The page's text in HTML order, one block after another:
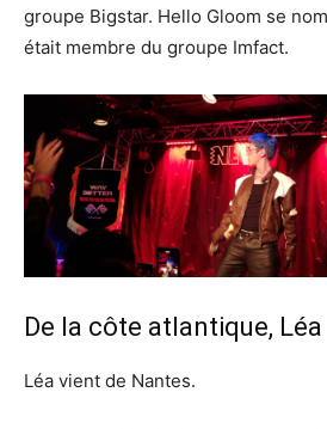
groupe Bigstar. Hello Gloom se
était membre du groupe Imfact.
De la côte atlantique, Léa
Léa vient de Nantes.